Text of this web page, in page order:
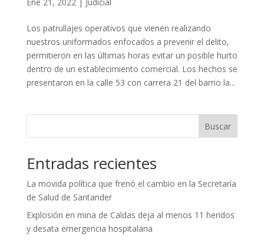
Ene 21, 2022| Judicial
Los patrullajes operativos que vienen realizando
nuestros uniformados enfocados a prevenir el delito,
permitieron en las últimas horas evitar un posible hurto
dentro de un establecimiento comercial. Los hechos se
presentaron en la calle 53 con carrera 21 del barrio la...
Buscar
Entradas recientes
La movida política que frenó el cambio en la Secretaría
de Salud de Santander
Explosión en mina de Caldas deja al menos 11 heridos
y desata emergencia hospitalaria